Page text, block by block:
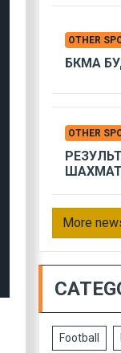
OTHER
БКМА
OTHER
More
Football